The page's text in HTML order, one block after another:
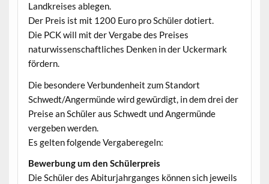
Landkreises ablegen.
Der Preis ist mit 1200 Euro pro Schüler dotiert.
Die PCK will mit der Vergabe des Preises
naturwissenschaftliches Denken in der Uckermark
fördern.
Die besondere Verbundenheit zum Standort
Schwedt/Angermünde wird gewürdigt, in dem drei der
Preise an Schüler aus Schwedt und Angermünde
vergeben werden.
Es gelten folgende Vergaberegeln:
Bewerbung um den Schülerpreis
Die Schüler des Abiturjahrganges können sich jeweils